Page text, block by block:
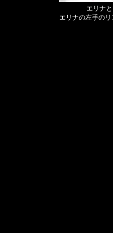
エリナ
エリナの左手の